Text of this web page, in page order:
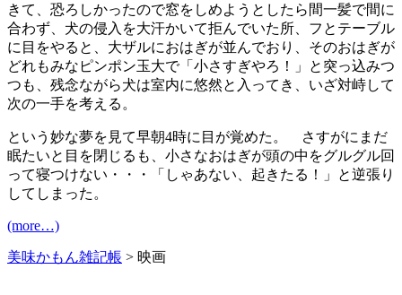
きて、恐ろしかったので窓をしめようとしたら間一髪で間に
合わず、犬の侵入を大汗かいて拒んでいた所、フとテーブル
に目をやると、大ザルにおはぎが並んでおり、そのおはぎが
どれもみなピンポン玉大で「小さすぎやろ！」と突っ込みつ
つも、残念ながら犬は室内に悠然と入ってき、いざ対峙して
次の一手を考える。
という妙な夢を見て早朝4時に目が覚めた。 さすがにまだ
眠たいと目を閉じるも、小さなおはぎが頭の中をグルグル回
って寝つけない・・・「しゃあない、起きたる！」と逆張り
してしまった。
(more…)
美味かもん雑記帳 > 映画